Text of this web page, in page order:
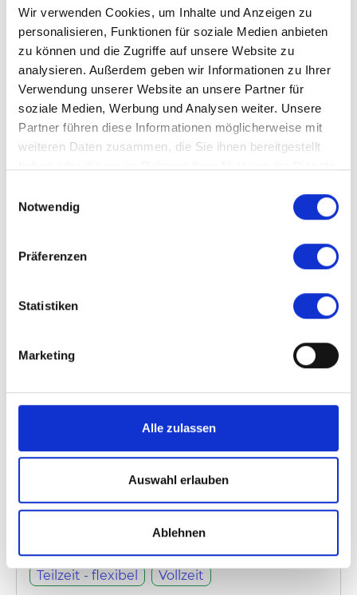
Wir verwenden Cookies, um Inhalte und Anzeigen zu
personalisieren, Funktionen für soziale Medien anbieten
zu können und die Zugriffe auf unsere Website zu
analysieren. Außerdem geben wir Informationen zu Ihrer
Verwendung unserer Website an unsere Partner für
soziale Medien, Werbung und Analysen weiter. Unsere
Partner führen diese Informationen möglicherweise mit
weiteren Daten zusammen, die Sie ihnen bereitgestellt
Notwendig
Präferenzen
Statistiken
Marketing
Alle zulassen
Auswahl erlauben
Ablehnen
Bedingung
Über uns:
Wir sind spezialisierteExpert:innen für
Medizin & Pflegemit Standorten in Freiburg
& Nürnberg.
Unsere Stärke:persönliche Betreuung +
Dein Weg zu uns:
Deine Ansprechpartnerinnen:
LinkedIn @med-spezialisten
@med.spezialisten
Hier geht´s zur Newsletter - Anmeldung.
Wir freuen uns auf Dich!
Teilzeit - flexibel
Vollzeit